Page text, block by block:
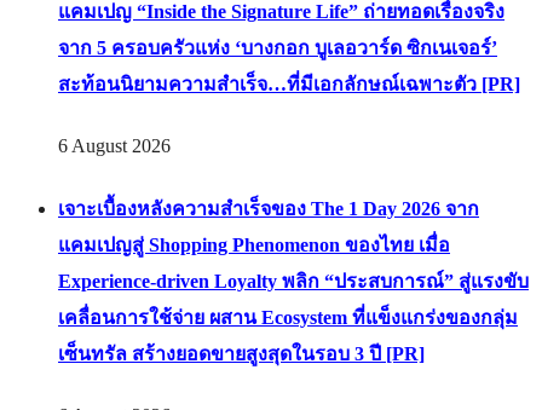
แคมเปญ “Inside the Signature Life” ถ่ายทอดเรื่องจริง
จาก 5 ครอบครัวแห่ง ‘บางกอก บูเลอวาร์ด ซิกเนเจอร์’
สะท้อนนิยามความสำเร็จ…ที่มีเอกลักษณ์เฉพาะตัว [PR]
6 August 2026
เจาะเบื้องหลังความสำเร็จของ The 1 Day 2026 จาก
แคมเปญสู่ Shopping Phenomenon ของไทย เมื่อ
Experience-driven Loyalty พลิก “ประสบการณ์” สู่แรงขับ
เคลื่อนการใช้จ่าย ผสาน Ecosystem ที่แข็งแกร่งของกลุ่ม
เซ็นทรัล สร้างยอดขายสูงสุดในรอบ 3 ปี [PR]